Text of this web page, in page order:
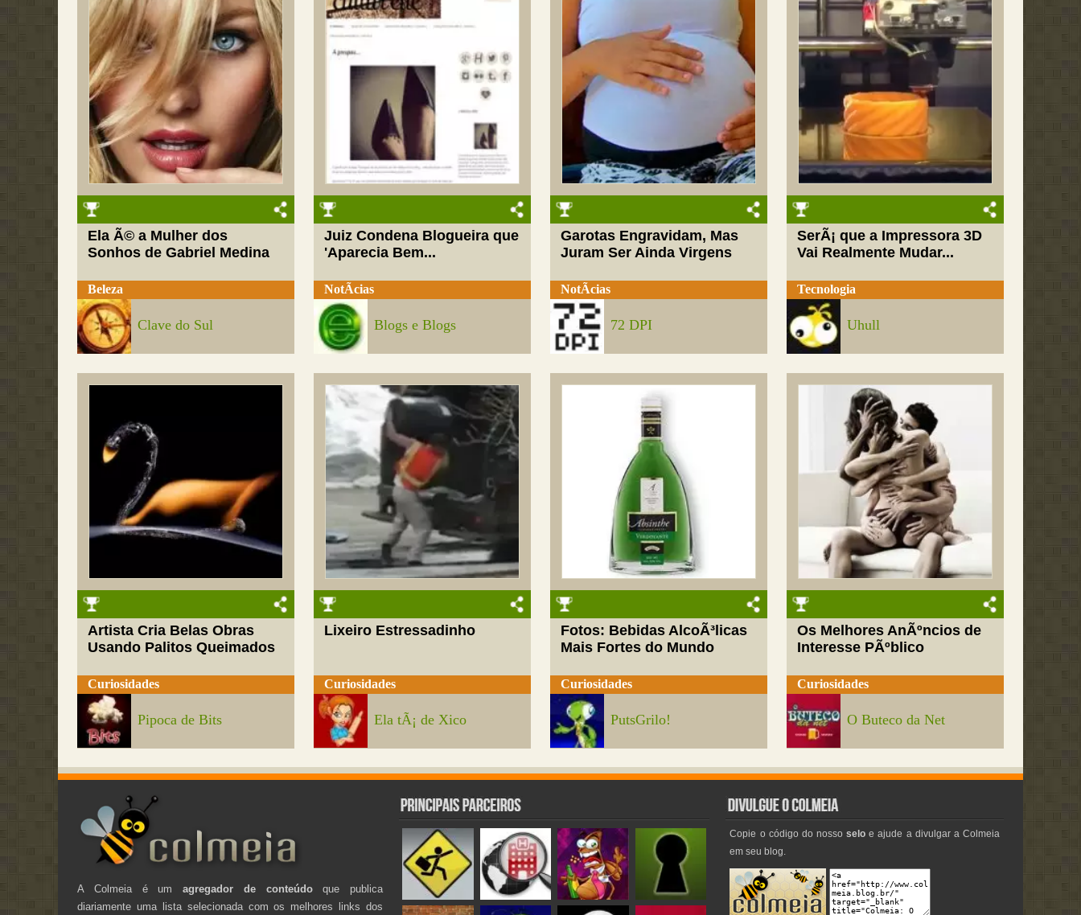
Ela Ã© a Mulher dos
Sonhos de Gabriel Medina
Beleza
Clave do Sul
Juiz Condena Blogueira que
'Aparecia Bem...
NotÃ­cias
Blogs e Blogs
Garotas Engravidam, Mas
Juram Ser Ainda Virgens
NotÃ­cias
72 DPI
SerÃ¡ que a Impressora 3D
Vai Realmente Mudar...
Tecnologia
Uhull
Artista Cria Belas Obras
Usando Palitos Queimados
Curiosidades
Pipoca de Bits
Lixeiro Estressadinho
Curiosidades
Ela tÃ¡ de Xico
Fotos: Bebidas AlcoÃ³licas
Mais Fortes do Mundo
Curiosidades
PutsGrilo!
Os Melhores AnÃºncios de
Interesse PÃºblico
Curiosidades
O Buteco da Net
A Colmeia é umagregador de conteúdoque publica
diariamente uma lista selecionada com os melhores links dos
Copie o código do nossoselo e ajude a divulgar a Colmeia
em seu blog.